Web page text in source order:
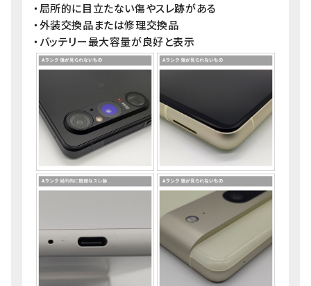
・局所的に目立たない傷やスレ跡がある
・外装交換品または修理交換品
・バッテリー最大容量が良好と表示